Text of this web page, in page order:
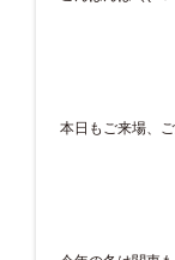
本日もご来場、